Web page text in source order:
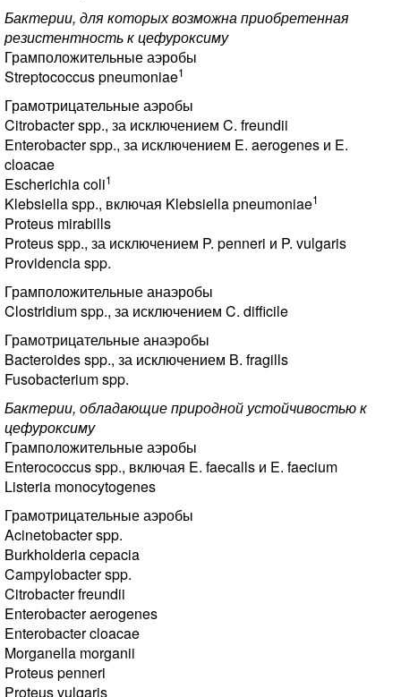
Бактерии, для которых возможна приобретенная
резистентность к цефуроксиму
Грамположительные аэробы
Streptococcus pneumoniae1
Грамотрицательные аэробы
Citrobacter spp., за исключением C. freundii
Enterobacter spp., за исключением E. aerogenes и E.
cloacae
Escherichia coli1
Klebsiella spp., включая Klebsiella pneumoniae1
Proteus mirabills
Proteus spp., за исключением P. penneri и P. vulgaris
Providencia spp.
Грамположительные анаэробы
Clostridium spp., за исключением C. difficile
Грамотрицательные анаэробы
Bacteroides spp., за исключением B. fragills
Fusobacterium spp.
Бактерии, обладающие природной устойчивостью к
цефуроксиму
Грамположительные аэробы
Enterococcus spp., включая E. faecalls и E. faecium
Listeria monocytogenes
Грамотрицательные аэробы
Acinetobacter spp.
Burkholderia cepacia
Campylobacter spp.
Citrobacter freundii
Enterobacter aerogenes
Enterobacter cloacae
Morganella morganii
Proteus penneri
Proteus vulgaris